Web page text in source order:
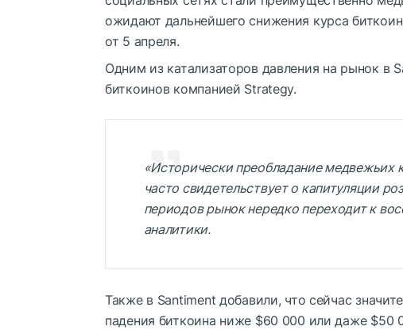
ожидают дальнейшего снижения курса
от 5 апреля.
Одним из катализаторов давления на рынок в
биткоинов компанией Strategy.
«Исторически преобладание медвежьих
часто свидетельствует о капитуляции
периодов рынок нередко переходит к
аналитики.
Также в Santiment добавили, что сейчас
падения биткоина ниже $60 000 или даже $50